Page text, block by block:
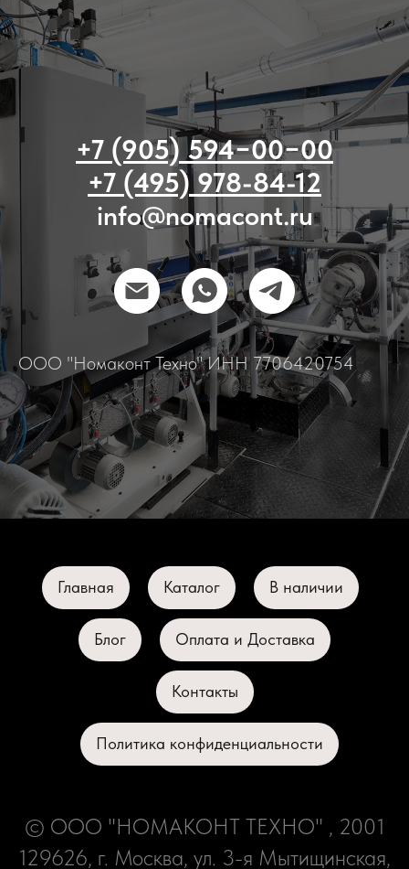
+7 (905) 594−00−00
+7 (495) 978-84-12
info@nomacont.ru
ООО "Номаконт Техно" ИНН 7706420754
Главная Каталог В наличии
Блог Оплата и Доставка
Контакты
Политика конфиденциальности
© ООО "НОМАКОНТ ТЕХНО" , 2001
129626, г. Москва, ул. 3-я Мытищинская,